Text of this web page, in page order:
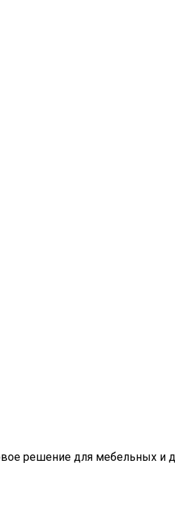
решение для мебельных и